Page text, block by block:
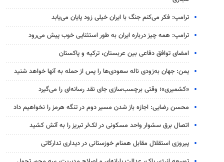
ترامپ: فکر می‌کنم جنگ با ایران خیلی زود پایان می‌یابد
ترامپ: همه چیز درباره ایران به طور استثنایی خوب پیش می‌رود
امضای توافق دفاعی بین عربستان، ترکیه و پاکستان
یمن: جهان به‌زودی ناله سعودی‌ها را پس از حمله به آنها خواهد شنید
«کشمیری»؛ وقتی برچسب‌سازی جای نقد رسانه‌ای را می‌گیرد
محسن رضایی: اجازه باز شدن مسیر دوم در تنگه هرمز را نخواهیم داد
اتصال برق سشوار واحد مسکونی در لک‌لر تبریز را به آتش کشید
پیروزی استقلال مقابل همنام خوزستانی در دیداری تدارکاتی